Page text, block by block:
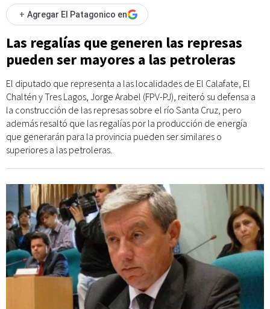
+ Agregar El Patagonico en
Las regalías que generen las represas
pueden ser mayores a las petroleras
El diputado que representa a las localidades de El Calafate, El
Chaltén y Tres Lagos, Jorge Arabel (FPV-PJ), reiteró su defensa a
la construcción de las represas sobre el río Santa Cruz, pero
además resaltó que las regalías por la producción de energía
que generarán para la provincia pueden ser similares o
superiores a las petroleras.